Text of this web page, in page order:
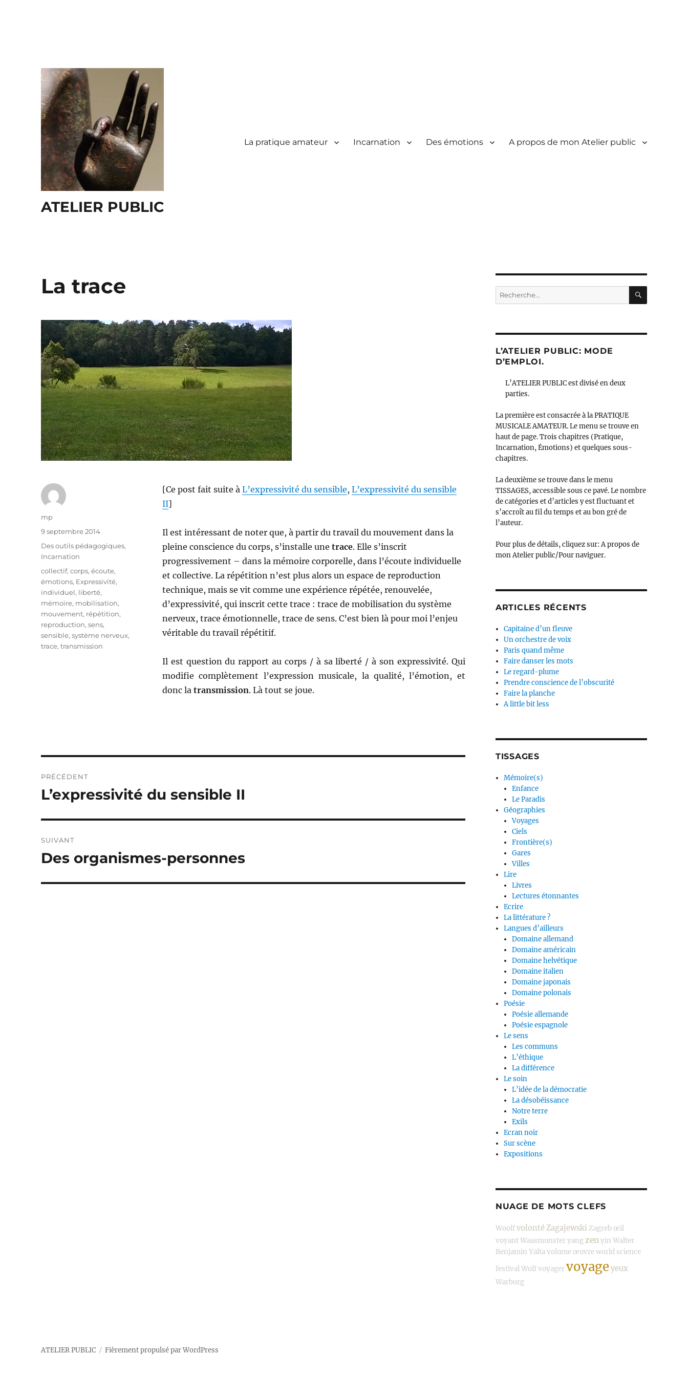
ATELIER PUBLIC
La pratique amateur Incarnation Des émotions A propos de mon Atelier public
La trace
[Ce post fait suite à L’expressivité du sensible, L’expressivité du sensible
II]
Il est intéressant de noter que, à partir du travail du mouvement dans la
pleine conscience du corps, s’installe une trace. Elle s’inscrit
progressivement – dans la mémoire corporelle, dans l’écoute individuelle
et collective. La répétition n’est plus alors un espace de reproduction
technique, mais se vit comme une expérience répétée, renouvelée,
d’expressivité, qui inscrit cette trace : trace de mobilisation du système
nerveux, trace émotionnelle, trace de sens. C’est bien là pour moi l’enjeu
véritable du travail répétitif.
Il est question du rapport au corps / à sa liberté / à son expressivité. Qui
modifie complètement l’expression musicale, la qualité, l’émotion, et
donc la transmission. Là tout se joue.
Auteur
mp
Publié
9 septembre 2014
Catégories
Des outils pédagogiques,
Incarnation
Étiquettes
collectif,corps,écoute,
émotions, Expressivité,
individuel, liberté,
mémoire, mobilisation,
mouvement, répétition,
reproduction,sens,
sensible,système nerveux,
trace,transmission
de
PRÉCÉDENT
Publication
L’expressivité du sensible II
SUIVANT
Publication
Des organismes-personnes
Recherche
pour :
L’ATELIER PUBLIC: MODE
D’EMPLOI.
L’ATELIER PUBLIC est divisé en deux
parties.
La première est consacrée à la PRATIQUE
MUSICALE AMATEUR. Le menu se trouve en
haut de page. Trois chapitres (Pratique,
Incarnation, Émotions) et quelques sous-
chapitres.
La deuxième se trouve dans le menu
TISSAGES, accessible sous ce pavé. Le nombre
de catégories et d’articles y est fluctuant et
s’accroît au fil du temps et au bon gré de
l’auteur.
Pour plus de détails, cliquez sur: A propos de
mon Atelier public/Pour naviguer.
ARTICLES RÉCENTS
Capitaine d’un fleuve
Un orchestre de voix
Paris quand même
Faire danser les mots
Le regard-plume
Prendre conscience de l’obscurité
Faire la planche
A little bit less
TISSAGES
Mémoire(s)
Enfance
Le Paradis
Géographies
Voyages
Ciels
Frontière(s)
Gares
Villes
Lire
Livres
Lectures étonnantes
Ecrire
La littérature ?
Langues d’ailleurs
Domaine allemand
Domaine américain
Domaine helvétique
Domaine italien
Domaine japonais
Domaine polonais
Poésie
Poésie allemande
Poésie espagnole
Le sens
Les communs
L’éthique
La différence
Le soin
L’idée de la démocratie
La désobéissance
Notre terre
Exils
Ecran noir
Sur scène
Expositions
NUAGE DE MOTS CLEFS
Woolfvolonté Zagajewski Zagreb œil
voyantWaasmunsteryangzenyin Walter
Benjamin Yaltavolume œuvreworld science
festivalWolfvoyagervoyage yeux
Warburg
ATELIER PUBLIC Fièrement propulsé par WordPress